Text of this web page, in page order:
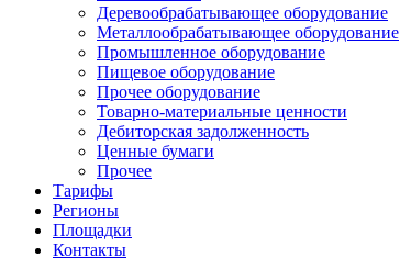
Деревообрабатывающее оборудование
Металлообрабатывающее оборудование
Промышленное оборудование
Пищевое оборудование
Прочее оборудование
Товарно-материальные ценности
Дебиторская задолженность
Ценные бумаги
Прочее
Тарифы
Регионы
Площадки
Контакты